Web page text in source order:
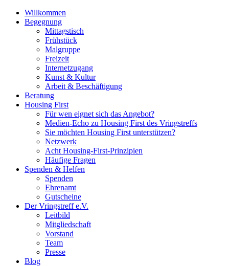
Willkommen
Begegnung
Mittagstisch
Frühstück
Malgruppe
Freizeit
Internetzugang
Kunst & Kultur
Arbeit & Beschäftigung
Beratung
Housing First
Für wen eignet sich das Angebot?
Medien-Echo zu Housing First des Vringstreffs
Sie möchten Housing First unterstützen?
Netzwerk
Acht Housing-First-Prinzipien
Häufige Fragen
Spenden & Helfen
Spenden
Ehrenamt
Gutscheine
Der Vringstreff e.V.
Leitbild
Mitgliedschaft
Vorstand
Team
Presse
Blog